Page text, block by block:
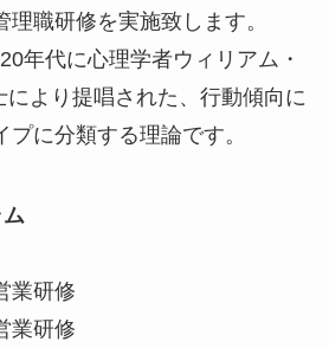
職研修を実施致します。
年代に心理学者ウィリアム・
より提唱された、行動傾向に
に分類する理論です。
業研修
業研修